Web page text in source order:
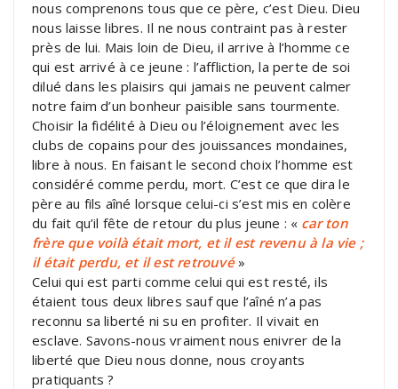
nous comprenons tous que ce père, c’est Dieu. Dieu
nous laisse libres. Il ne nous contraint pas à rester
près de lui. Mais loin de Dieu, il arrive à l’homme ce
qui est arrivé à ce jeune : l’affliction, la perte de soi
dilué dans les plaisirs qui jamais ne peuvent calmer
notre faim d’un bonheur paisible sans tourmente.
Choisir la fidélité à Dieu ou l’éloignement avec les
clubs de copains pour des jouissances mondaines,
libre à nous. En faisant le second choix l’homme est
considéré comme perdu, mort. C’est ce que dira le
père au fils aîné lorsque celui-ci s’est mis en colère
du fait qu’il fête de retour du plus jeune : « car ton
frère que voilà était mort, et il est revenu à la vie ;
il était perdu, et il est retrouvé»
Celui qui est parti comme celui qui est resté, ils
étaient tous deux libres sauf que l’aîné n’a pas
reconnu sa liberté ni su en profiter. Il vivait en
esclave. Savons-nous vraiment nous enivrer de la
liberté que Dieu nous donne, nous croyants
pratiquants ?